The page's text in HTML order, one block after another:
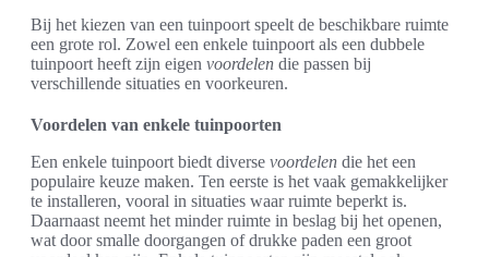
Bij het kiezen van een tuinpoort speelt de beschikbare ruimte
een grote rol. Zowel een enkele tuinpoort als een dubbele
tuinpoort heeft zijn eigen voordelen die passen bij
verschillende situaties en voorkeuren.
Voordelen van enkele tuinpoorten
Een enkele tuinpoort biedt diverse voordelen die het een
populaire keuze maken. Ten eerste is het vaak gemakkelijker
te installeren, vooral in situaties waar ruimte beperkt is.
Daarnaast neemt het minder ruimte in beslag bij het openen,
wat door smalle doorgangen of drukke paden een groot